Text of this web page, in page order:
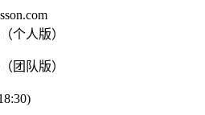
个人版）
团队版）